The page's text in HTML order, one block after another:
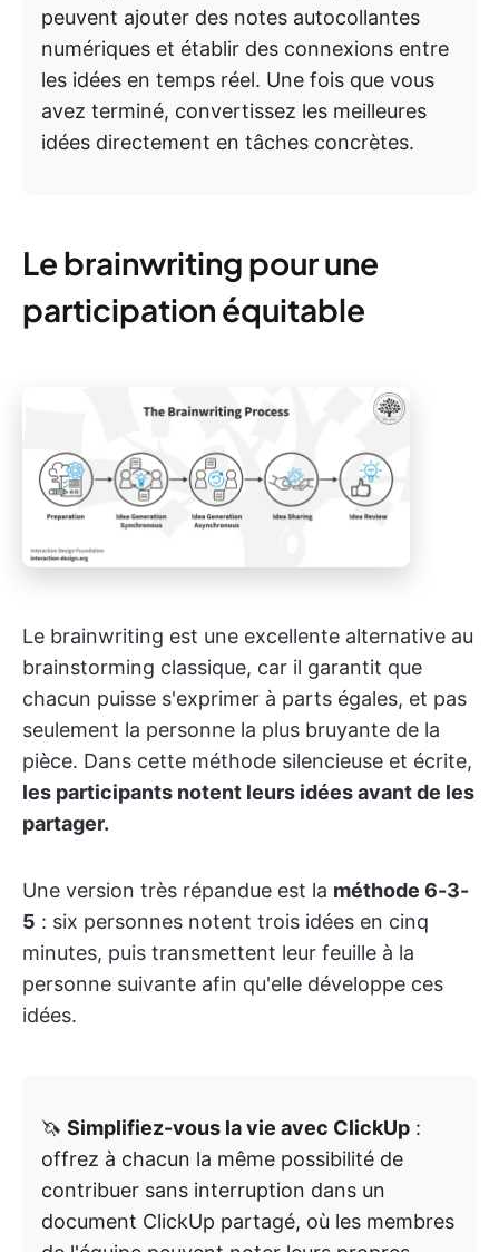
peuvent ajouter des notes autocollantes
numériques et établir des connexions entre
les idées en temps réel. Une fois que vous
avez terminé, convertissez les meilleures
idées directement en tâches concrètes.
Le brainwriting pour une
participation équitable
Le brainwriting est une excellente alternative au
brainstorming classique, car il garantit que
chacun puisse s'exprimer à parts égales, et pas
seulement la personne la plus bruyante de la
pièce. Dans cette méthode silencieuse et écrite,
les participants notent leurs idées avant de les
partager.
Une version très répandue est la méthode 6-3-
5 : six personnes notent trois idées en cinq
minutes, puis transmettent leur feuille à la
personne suivante afin qu'elle développe ces
idées.
🦄 Simplifiez-vous la vie avec ClickUp :
offrez à chacun la même possibilité de
contribuer sans interruption dans un
document ClickUp partagé, où les membres